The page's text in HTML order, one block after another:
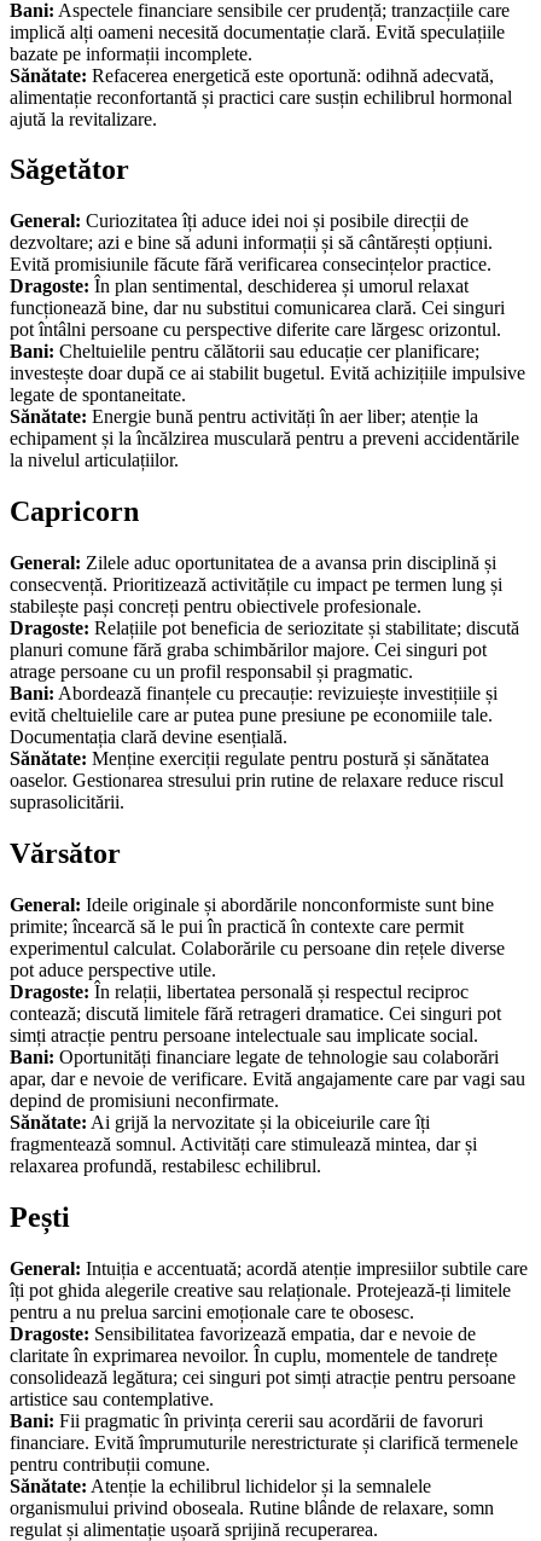
Bani: Aspectele financiare sensibile cer prudență; tranzacțiile care
implică alți oameni necesită documentație clară. Evită speculațiile
bazate pe informații incomplete.
Sănătate: Refacerea energetică este oportună: odihnă adecvată,
alimentație reconfortantă și practici care susțin echilibrul hormonal
ajută la revitalizare.
Săgetător
General: Curiozitatea îți aduce idei noi și posibile direcții de
dezvoltare; azi e bine să aduni informații și să cântărești opțiuni.
Evită promisiunile făcute fără verificarea consecințelor practice.
Dragoste: În plan sentimental, deschiderea și umorul relaxat
funcționează bine, dar nu substitui comunicarea clară. Cei singuri
pot întâlni persoane cu perspective diferite care lărgesc orizontul.
Bani: Cheltuielile pentru călătorii sau educație cer planificare;
investește doar după ce ai stabilit bugetul. Evită achizițiile impulsive
legate de spontaneitate.
Sănătate: Energie bună pentru activități în aer liber; atenție la
echipament și la încălzirea musculară pentru a preveni accidentările
la nivelul articulațiilor.
Capricorn
General: Zilele aduc oportunitatea de a avansa prin disciplină și
consecvență. Prioritizează activitățile cu impact pe termen lung și
stabilește pași concreți pentru obiectivele profesionale.
Dragoste: Relațiile pot beneficia de seriozitate și stabilitate; discută
planuri comune fără graba schimbărilor majore. Cei singuri pot
atrage persoane cu un profil responsabil și pragmatic.
Bani: Abordează finanțele cu precauție: revizuiește investițiile și
evită cheltuielile care ar putea pune presiune pe economiile tale.
Documentația clară devine esențială.
Sănătate: Menține exerciții regulate pentru postură și sănătatea
oaselor. Gestionarea stresului prin rutine de relaxare reduce riscul
suprasolicitării.
Vărsător
General: Ideile originale și abordările nonconformiste sunt bine
primite; încearcă să le pui în practică în contexte care permit
experimentul calculat. Colaborările cu persoane din rețele diverse
pot aduce perspective utile.
Dragoste: În relații, libertatea personală și respectul reciproc
contează; discută limitele fără retrageri dramatice. Cei singuri pot
simți atracție pentru persoane intelectuale sau implicate social.
Bani: Oportunități financiare legate de tehnologie sau colaborări
apar, dar e nevoie de verificare. Evită angajamente care par vagi sau
depind de promisiuni neconfirmate.
Sănătate: Ai grijă la nervozitate și la obiceiurile care îți
fragmentează somnul. Activități care stimulează mintea, dar și
relaxarea profundă, restabilesc echilibrul.
Pești
General: Intuiția e accentuată; acordă atenție impresiilor subtile care
îți pot ghida alegerile creative sau relaționale. Protejează-ți limitele
pentru a nu prelua sarcini emoționale care te obosesc.
Dragoste: Sensibilitatea favorizează empatia, dar e nevoie de
claritate în exprimarea nevoilor. În cuplu, momentele de tandrețe
consolidează legătura; cei singuri pot simți atracție pentru persoane
artistice sau contemplative.
Bani: Fii pragmatic în privința cererii sau acordării de favoruri
financiare. Evită împrumuturile nerestricturate și clarifică termenele
pentru contribuții comune.
Sănătate: Atenție la echilibrul lichidelor și la semnalele
organismului privind oboseala. Rutine blânde de relaxare, somn
regulat și alimentație ușoară sprijină recuperarea.